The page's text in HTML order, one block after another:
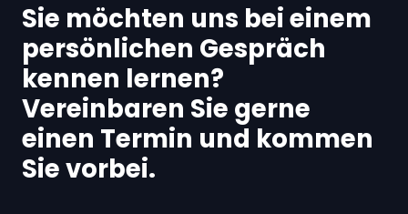
Sie möchten uns bei einem
persönlichen Gespräch
kennen lernen?
Vereinbaren Sie gerne
einen Termin und kommen
Sie vorbei.